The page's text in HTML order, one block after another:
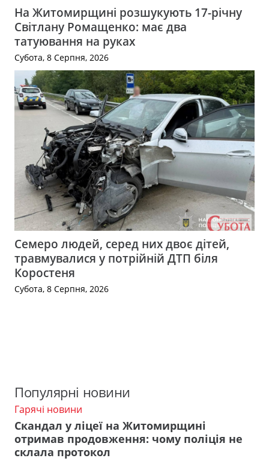
На Житомирщині розшукують 17-річну
Світлану Ромащенко: має два
татуювання на руках
Субота, 8 Серпня, 2026
Семеро людей, серед них двоє дітей,
травмувалися у потрійній ДТП біля
Коростеня
Субота, 8 Серпня, 2026
Популярні новини
Гарячі новини
Скандал у ліцеї на Житомирщині
отримав продовження: чому поліція не
склала протокол